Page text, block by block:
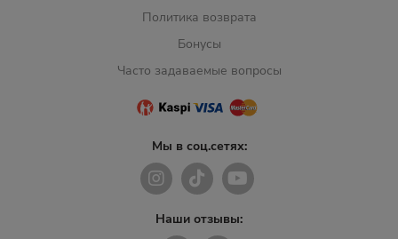
Политика возврата
Бонусы
Часто задаваемые вопросы
Мы в соц.сетях:
Наши отзывы: